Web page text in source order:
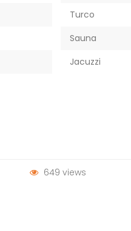
Turco
Sauna
Jacuzzi
649 views